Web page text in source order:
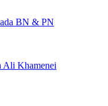
BN & PN
Ali Khamenei